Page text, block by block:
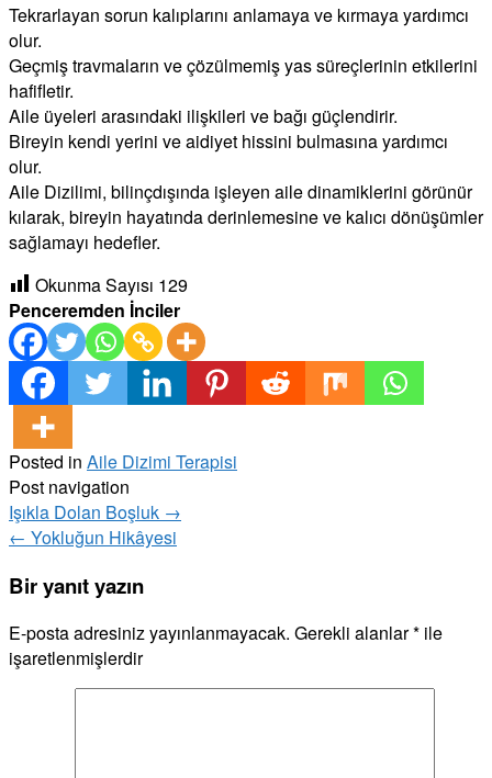
​Tekrarlayan sorun kalıplarını anlamaya ve kırmaya yardımcı
olur.
​Geçmiş travmaların ve çözülmemiş yas süreçlerinin etkilerini
hafifletir.
​Aile üyeleri arasındaki ilişkileri ve bağı güçlendirir.
​Bireyin kendi yerini ve aidiyet hissini bulmasına yardımcı
olur.
​Aile Dizilimi, bilinçdışında işleyen aile dinamiklerini görünür
kılarak, bireyin hayatında derinlemesine ve kalıcı dönüşümler
sağlamayı hedefler.
Okunma Sayısı 129
Penceremden İnciler
Posted in Aile Dizimi Terapisi
Post navigation
Işıkla Dolan Boşluk →
← Yokluğun Hikâyesi
Bir yanıt yazın
E-posta adresiniz yayınlanmayacak. Gerekli alanlar* ile
işaretlenmişlerdir